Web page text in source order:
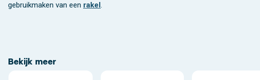
gebruikmaken van een rakel .
Bekijk meer